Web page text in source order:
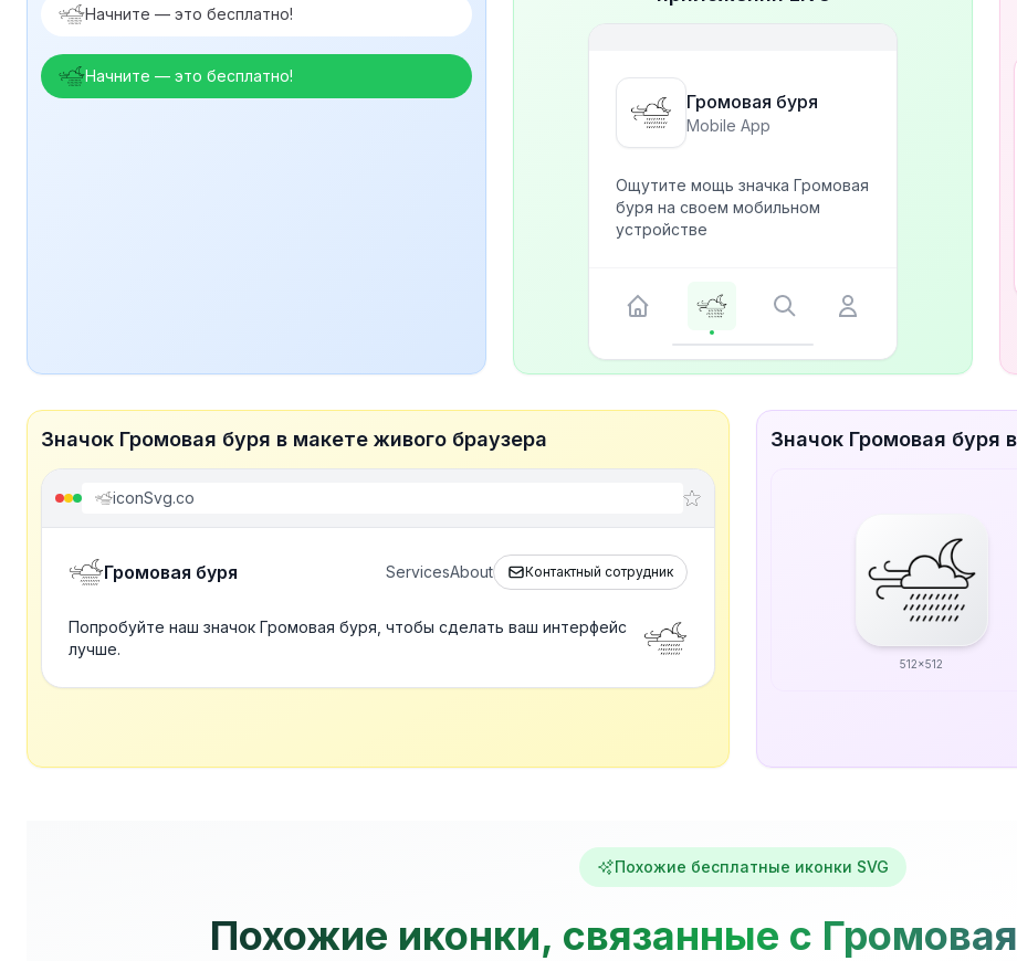
Начните — это бесплатно!
Начните — это бесплатно!
Громовая буря
Mobile App
Ощутите мощь значка Громовая
буря на своем мобильном
устройстве
Значок Громовая буря в макете живого браузера
iconSvg.co
Громовая буря ServicesAbout Контактный сотрудник
Попробуйте наш значок Громовая буря, чтобы сделать ваш интерфейс
лучше.
Значок Громовая буря
512x512
Похожие бесплатные иконки SVG
Похожие иконки, связанные с